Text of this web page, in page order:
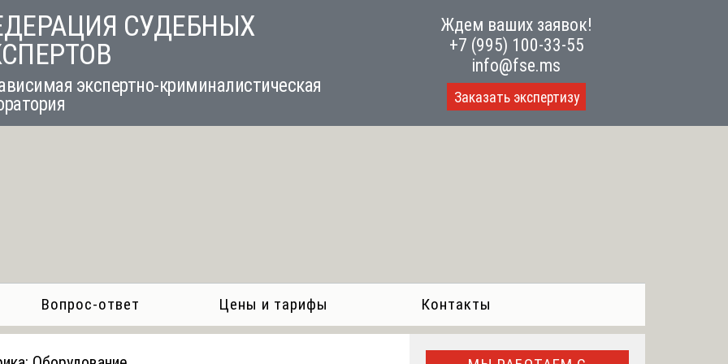
СУДЕБНЫХ
экспертно-криминалистическая
Ждем ваших заявок!
+7 (995) 100-33-55
info@fse.ms
Заказать экспертизу
Вопрос-ответ Цены и тарифы Контакты